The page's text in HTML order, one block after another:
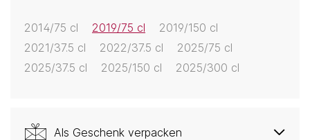
2014/75 cl 2019/75 cl
2019/150 cl
2021/37.5 cl
2022/37.5 cl
2025/75 cl
2025/37.5 cl
2025/150 cl 2025/300 cl
Als Geschenk verpacken